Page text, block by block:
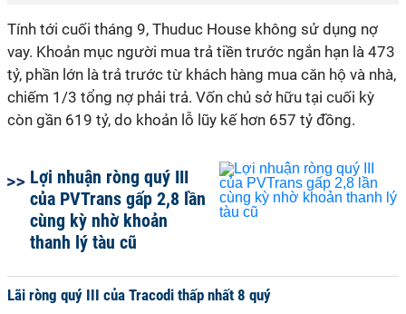
Tính tới cuối tháng 9, Thuduc House không sử dụng nợ
vay. Khoản mục người mua trả tiền trước ngắn hạn là 473
tỷ, phần lớn là trả trước từ khách hàng mua căn hộ và nhà,
chiếm 1/3 tổng nợ phải trả. Vốn chủ sở hữu tại cuối kỳ
còn gần 619 tỷ, do khoản lỗ lũy kế hơn 657 tỷ đồng.
Lợi nhuận ròng quý III
của PVTrans gấp 2,8 lần
cùng kỳ nhờ khoản
thanh lý tàu cũ
Lãi ròng quý III của Tracodi thấp nhất 8 quý